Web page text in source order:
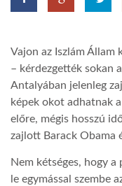
A NAP SZÉPE
LINKTR.EE
GLOBOZSARU
Vajon az Iszlám
– kérdezgették sokan
Antalyában jelenleg
képek okot adhatnak
előre, mégis hosszú
zajlott Barack Obama
Nem kétséges, hogy
le egymással szembe